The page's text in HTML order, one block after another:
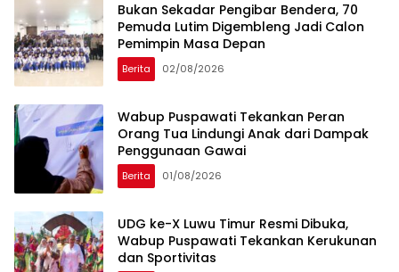
‎Bukan Sekadar Pengibar Bendera, 70
Pemuda Lutim Digembleng Jadi Calon
Pemimpin Masa Depan
Berita 02/08/2026
Wabup Puspawati Tekankan Peran
Orang Tua Lindungi Anak dari Dampak
Penggunaan Gawai
Berita 01/08/2026
UDG ke-X Luwu Timur Resmi Dibuka,
Wabup Puspawati Tekankan Kerukunan
dan Sportivitas